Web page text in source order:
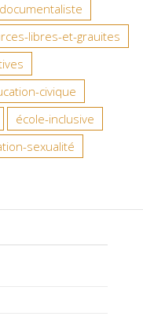
libres-et-grauites
civique
école-inclusive
sexualité